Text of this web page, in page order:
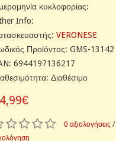
κυκλοφορίας:
Info:
VERONESE
Προϊόντος: GMS-13142
6944197136217
Διαθέσιμο
0 αξιολογήσεις /